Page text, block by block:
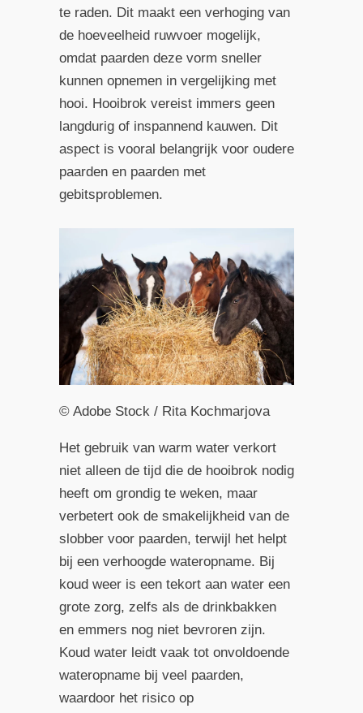
te raden. Dit maakt een verhoging van
de hoeveelheid ruwvoer mogelijk,
omdat paarden deze vorm sneller
kunnen opnemen in vergelijking met
hooi. Hooibrok vereist immers geen
langdurig of inspannend kauwen. Dit
aspect is vooral belangrijk voor oudere
paarden en paarden met
gebitsproblemen.
© Adobe Stock / Rita Kochmarjova
Het gebruik van warm water verkort
niet alleen de tijd die de hooibrok nodig
heeft om grondig te weken, maar
verbetert ook de smakelijkheid van de
slobber voor paarden, terwijl het helpt
bij een verhoogde wateropname. Bij
koud weer is een tekort aan water een
grote zorg, zelfs als de drinkbakken
en emmers nog niet bevroren zijn.
Koud water leidt vaak tot onvoldoende
wateropname bij veel paarden,
waardoor het risico op